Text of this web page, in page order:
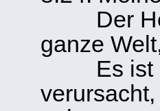
Der Herr
ganze
Es ist